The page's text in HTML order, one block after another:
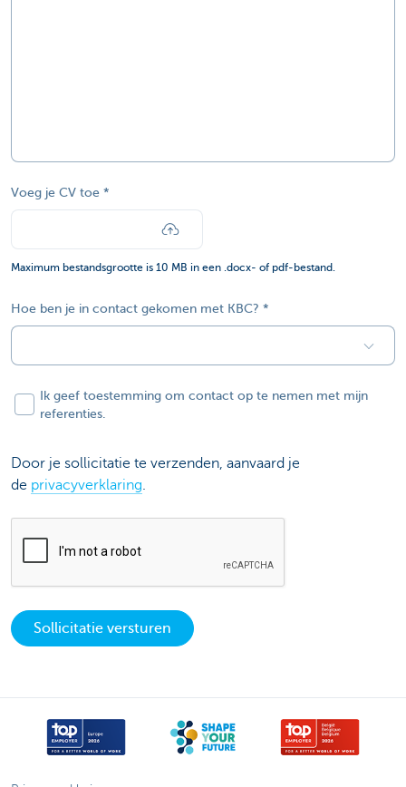
Voeg je CV toe
Maximum bestandsgrootte is 10 MB in een .docx- of pdf-bestand.
Hoe ben je in contact gekomen met KBC?
Ik geef toestemming om contact op te nemen met mijn
referenties.
Door je sollicitatie te verzenden, aanvaard je
de privacyverklaring.
Sollicitatie versturen